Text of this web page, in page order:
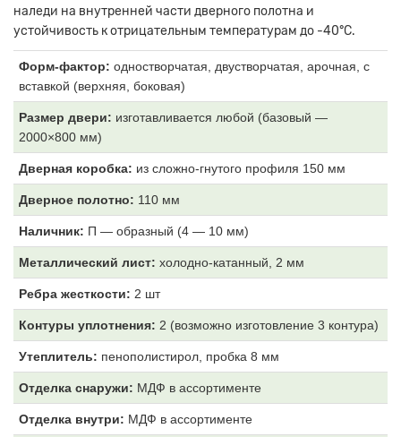
наледи на внутренней части дверного полотна и
устойчивость к отрицательным температурам до -40°C.
Форм-фактор: одностворчатая, двустворчатая, арочная, с
вставкой (верхняя, боковая)
Размер двери: изготавливается любой (базовый —
2000×800 мм)
Дверная коробка: из сложно-гнутого профиля 150 мм
Дверное полотно: 110 мм
Наличник: П — образный (4 — 10 мм)
Металлический лист: холодно-катанный, 2 мм
Ребра жесткости: 2 шт
Контуры уплотнения: 2 (возможно изготовление 3 контура)
Утеплитель: пенополистирол, пробка 8 мм
Отделка снаружи: МДФ в ассортименте
Отделка внутри: МДФ в ассортименте